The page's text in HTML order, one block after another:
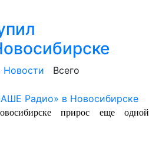
Новости Всего
прирос еще одной